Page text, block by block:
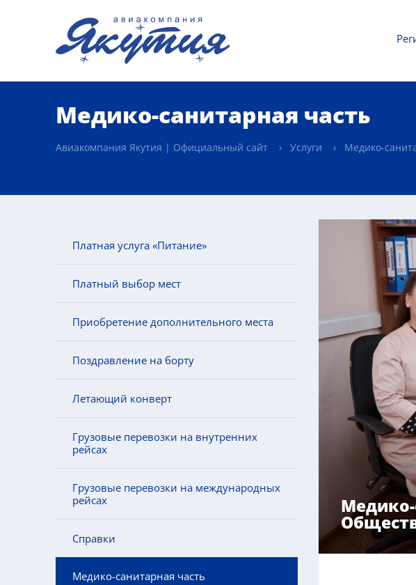
Авиакомпания Якутия | Официальный сайт Услуги Медико-
Медико-санитарная часть
Платная услуга «Питание»
Платный выбор мест
Приобретение дополнительного места
Поздравление на борту
Летающий конверт
Грузовые перевозки на внутренних
рейсах
Грузовые перевозки на международных
рейсах
Справки
Медико-санитарная часть
Медико-